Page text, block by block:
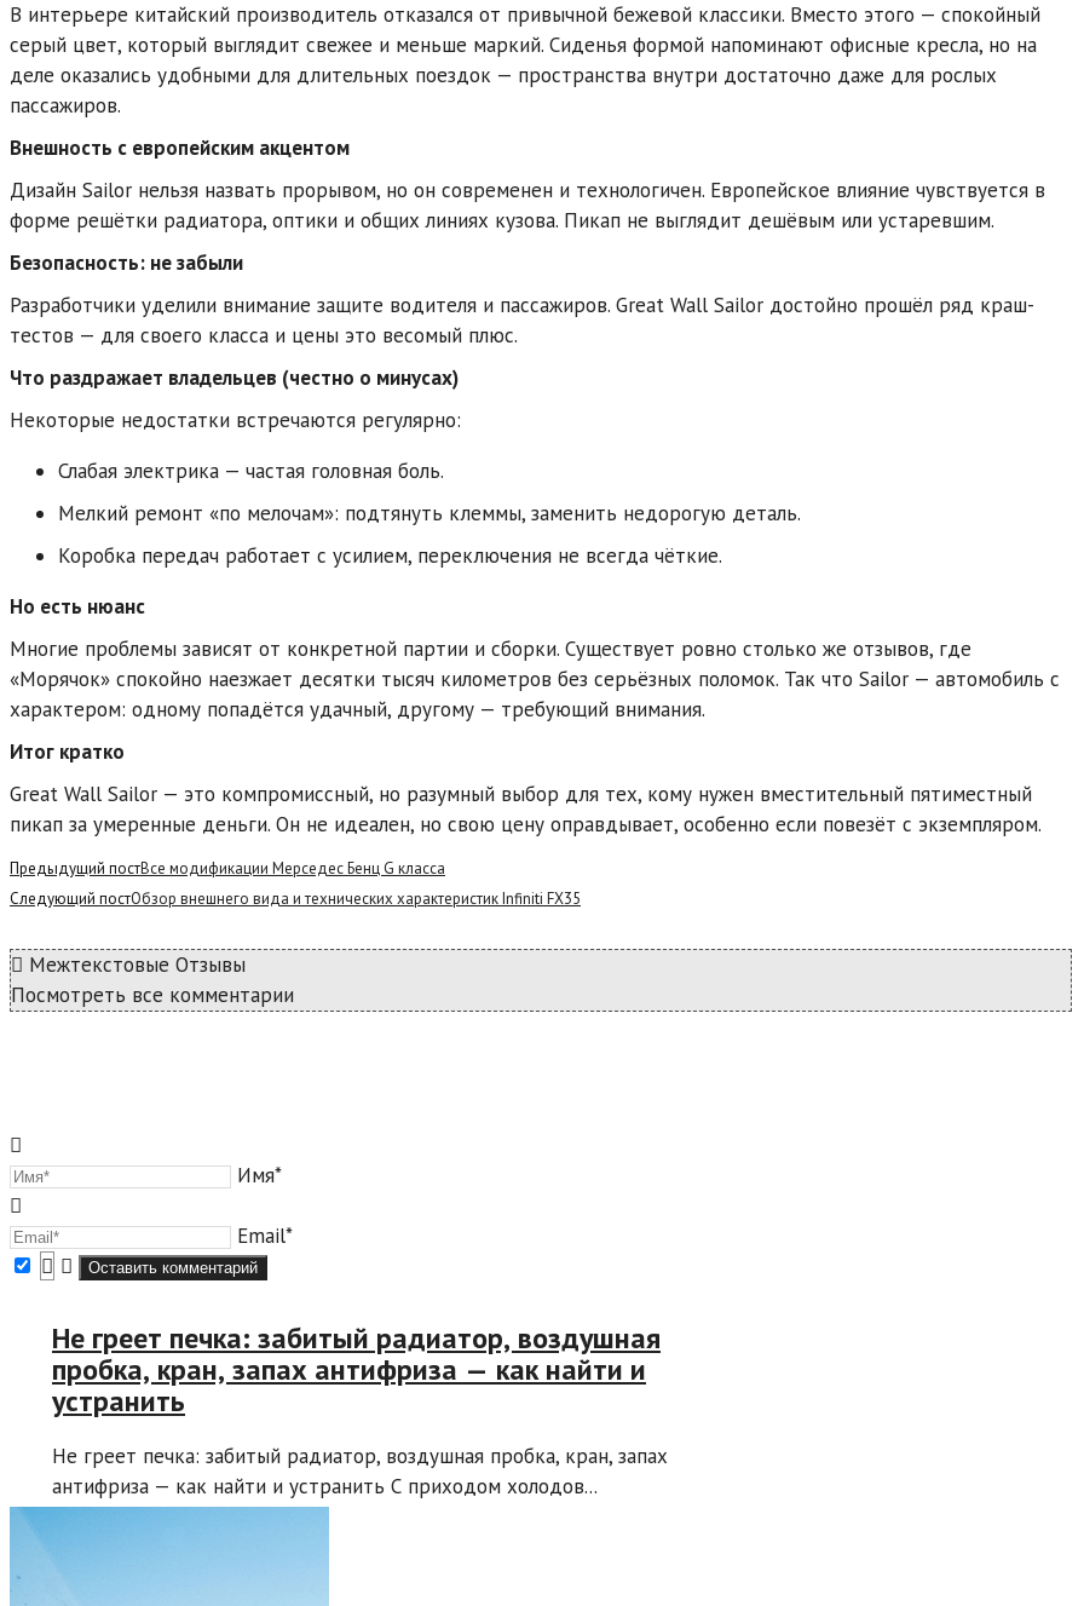
В интерьере китайский производитель отказался от привычной бежевой классики. Вместо этого — спокойный
серый цвет, который выглядит свежее и меньше маркий. Сиденья формой напоминают офисные кресла, но на
деле оказались удобными для длительных поездок — пространства внутри достаточно даже для рослых
пассажиров.
Внешность с европейским акцентом
Дизайн Sailor нельзя назвать прорывом, но он современен и технологичен. Европейское влияние чувствуется в
форме решётки радиатора, оптики и общих линиях кузова. Пикап не выглядит дешёвым или устаревшим.
Безопасность: не забыли
Разработчики уделили внимание защите водителя и пассажиров. Great Wall Sailor достойно прошёл ряд краш-
тестов — для своего класса и цены это весомый плюс.
Что раздражает владельцев (честно о минусах)
Некоторые недостатки встречаются регулярно:
Слабая электрика — частая головная боль.
Мелкий ремонт «по мелочам»: подтянуть клеммы, заменить недорогую деталь.
Коробка передач работает с усилием, переключения не всегда чёткие.
Но есть нюанс
Многие проблемы зависят от конкретной партии и сборки. Существует ровно столько же отзывов, где
«Морячок» спокойно наезжает десятки тысяч километров без серьёзных поломок. Так что Sailor — автомобиль с
характером: одному попадётся удачный, другому — требующий внимания.
Итог кратко
Great Wall Sailor — это компромиссный, но разумный выбор для тех, кому нужен вместительный пятиместный
пикап за умеренные деньги. Он не идеален, но свою цену оправдывает, особенно если повезёт с экземпляром.
Read
more
Предыдущий постВсе модификации Мерседес Бенц G класса
Следующий постОбзор внешнего вида и технических характеристик Infiniti FX35
Межтекстовые Отзывы
Посмотреть все комментарии
Имя*
Email*
Не греет печка: забитый радиатор, воздушная
пробка, кран, запах антифриза — как найти и
устранить
Не греет печка: забитый радиатор, воздушная пробка, кран, запах
антифриза — как найти и устранить С приходом холодов...